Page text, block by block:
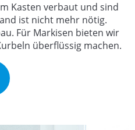
Kasten verbaut und sind
ist nicht mehr nötig.
Für Markisen bieten wir
überflüssig machen.